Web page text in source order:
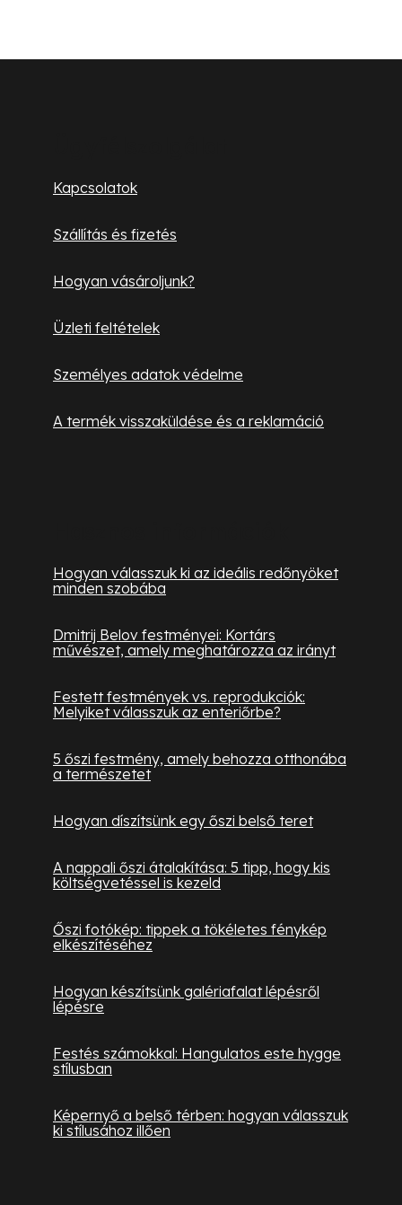
í
Kapcsolatok
Szállítás és fizetés
Hogyan vásároljunk?
Üzleti feltételek
Személyes adatok védelme
A termék visszaküldése és a reklamáció
Hogyan válasszuk ki az ideális redőnyöket
minden szobába
Dmitrij Belov festményei: Kortárs
művészet, amely meghatározza az irányt
Festett festmények vs. reprodukciók:
Melyiket válasszuk az enteriőrbe?
5 őszi festmény, amely behozza otthonába
a természetet
Hogyan díszítsünk egy őszi belső teret
A nappali őszi átalakítása: 5 tipp, hogy kis
költségvetéssel is kezeld
Őszi fotókép: tippek a tökéletes fénykép
elkészítéséhez
Hogyan készítsünk galériafalat lépésről
lépésre
Festés számokkal: Hangulatos este hygge
stílusban
Képernyő a belső térben: hogyan válasszuk
ki stílusához illően